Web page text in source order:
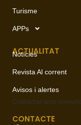
Turisme
APPs
ACTUALITAT
Notícies
Revista Al corrent
Avisos i alertes
Contactar amb
CONTACTE